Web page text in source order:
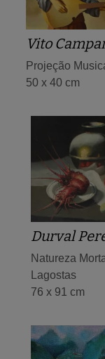
Vito
Projeção
50 x 40 cm
Durval
Natureza
Lagostas
76 x 91 cm